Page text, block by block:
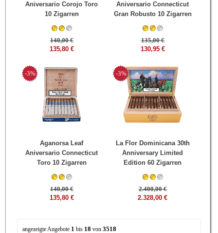
Aniversario Corojo Toro
10 Zigarren
140,00 €
135,80 €
Aniversario Connecticut
Gran Robusto 10 Zigarren
135,00 €
130,95 €
Aganorsa Leaf
Aniversario Connecticut
Toro 10 Zigarren
140,00 €
135,80 €
-3%
La Flor Dominicana 30th
Anniversary Limited
Edition 60 Zigarren
2.400,00 €
2.328,00 €
-3%
angezeigte Angebote 1 bis 18 von 3518